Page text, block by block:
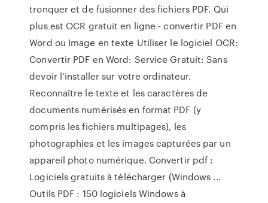
tronquer et de fusionner des fichiers PDF. Qui
plus est OCR gratuit en ligne - convertir PDF en
Word ou Image en texte Utiliser le logiciel OCR:
Convertir PDF en Word: Service Gratuit: Sans
devoir l’installer sur votre ordinateur.
Reconnaître le texte et les caractères de
documents numérisés en format PDF (y
compris les fichiers multipages), les
photographies et les images capturées par un
appareil photo numérique. Convertir pdf :
Logiciels gratuits à télécharger (Windows ...
Outils PDF : 150 logiciels Windows à